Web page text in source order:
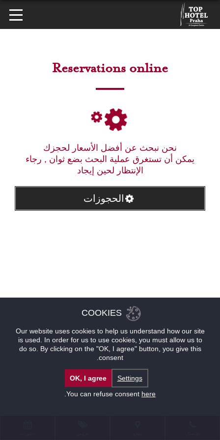
Reservations online
نحن نبحث عن أفضل الأسعار لحجزك
يمكن أن تستغرق عملية البحث بضع ثوان , رجاء
الإنتظار لحين إيجاد
الحجوزات
COOKIES
Our website uses cookies to help us understand how our site
is used. In order for us to use cookies, you must allow us to
do so. By clicking on the "OK, I agree" button, you give this
consent.
Settings
OK, I agree
You can refuse consent here
.